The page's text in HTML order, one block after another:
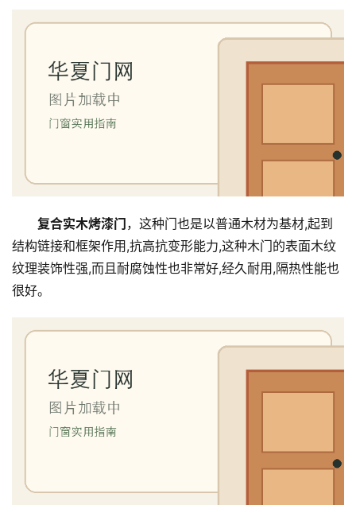
复合实木烤漆门 ，这种门也是以普通木材为基材,起到
结构链接和框架作用,抗高抗变形能力,这种木门的表面木纹
纹理装饰性强,而且耐腐蚀性也非常好,经久耐用,隔热性能也
很好。